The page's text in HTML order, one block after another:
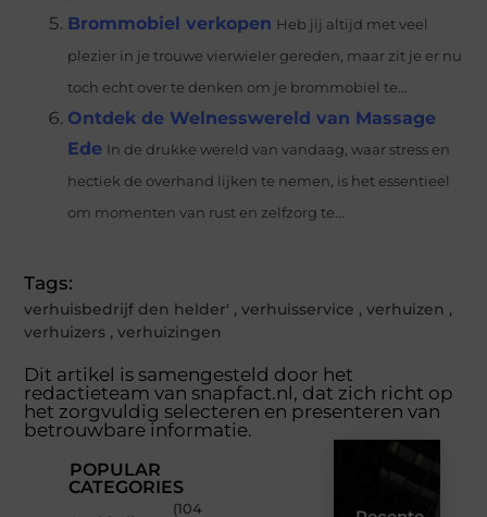
Brommobiel verkopen Heb jij altijd met veel
plezier in je trouwe vierwieler gereden, maar zit je er nu
toch echt over te denken om je brommobiel te...
Ontdek de Welnesswereld van Massage
Ede In de drukke wereld van vandaag, waar stress en
hectiek de overhand lijken te nemen, is het essentieel
om momenten van rust en zelfzorg te...
Tags:
verhuisbedrijf den helder' ,verhuisservice ,verhuizen ,
verhuizers ,verhuizingen
Dit artikel is samengesteld door het
redactieteam van snapfact.nl, dat zich richt op
het zorgvuldig selecteren en presenteren van
betrouwbare informatie.
POPULAR
CATEGORIES
(104